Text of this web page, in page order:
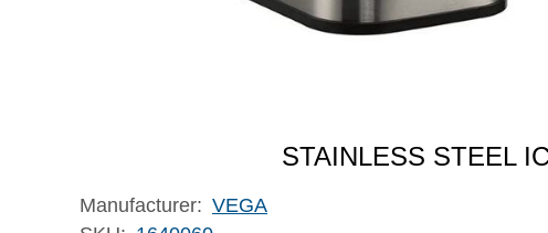
STAINLESS STEEL
Manufacturer: VEGA